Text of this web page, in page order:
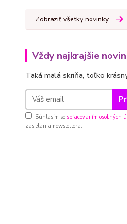
Zobraziť všetky novinky
Vždy najkrajšie
Taká malá skriňa, toľko
Súhlasím so spracovaním osobných
zasielania newslettera.